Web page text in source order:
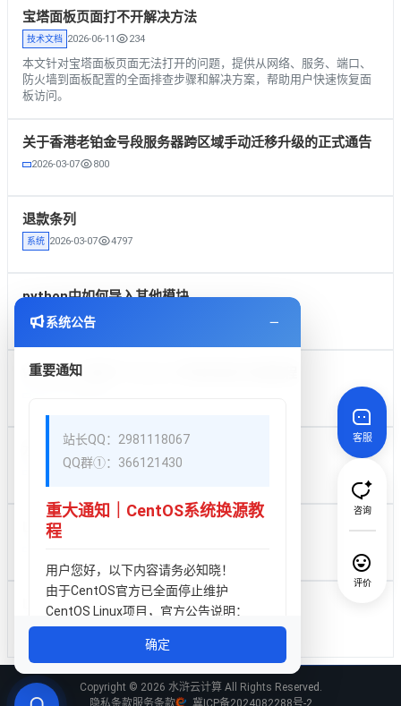
宝塔面板页面打不开解决方法
技术文档 2026-06-11 234
本文针对宝塔面板页面无法打开的问题，提供从网络、服务、端口、
防火墙到面板配置的全面排查步骤和解决方案，帮助用户快速恢复面
板访问。
关于香港老铂金号段服务器跨区域手动迁移升级的正式通告
2026-03-07 800
退款条列
系统 2026-03-07 4797
python中如何导入其他模块
2025-05-03 2524
Windows 系统下 Python 环境安装的详细教程
水浒云计算主机租用服务条款
2025-04-21 3238
Linux系统下修改密码
Linux系统常用命令
2025-04-21 2738
Copyright © 2026 水浒云计算 All Rights Reserved.
隐私条款服务条款 冀ICP备2024082288号-2
系统公告
重要通知
站长QQ：2981118067
QQ群①：366121430
重大通知｜CentOS系统换源教
程
用户您好，以下内容请务必知晓！
由于CentOS官方已全面停止维护
CentOS Linux项目，官方公告说明：
日停止全部技术服务支持。
原有系统官方源现已全部失效，安装宝
确定
客服
咨询
评价